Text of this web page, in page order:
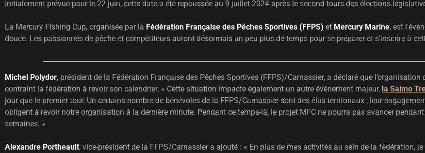
Initialement prévue pour le 22 juin, cette date a été repoussée au 9 juillet 2024 après le second tours des élections
La Mercury Fishing Cup, organisée par la Fédération Française des Pêches Sportives (FFPS) et Mercury Marine, est
douce. Les passionnés de pêche et compétiteurs auront désormais un peu plus de temps pour se préparer et s’inscrire à
Michel Polydor, président de la Fédération Française des Pêches Sportives (FFPS)/Carnassier, a déclaré que
contraint la fédération à revoir son calendrier. « Cette situation impacte également un autre événement majeur, la Salmo
jour que le premier tour. Un certains nombre de bénévoles de la FFPS/Carnassier sont des élus territoriaux ; leur
obligent à revoir notre organisation à la dernière minute. Pendant ce temps-là, le projet MFC ne pourra pas avancer
semaines. »
Alexandre Portheault, vice-président de la FFPS/Carnassier a ajouté : « En plus de mes activités au sein de la fédération,